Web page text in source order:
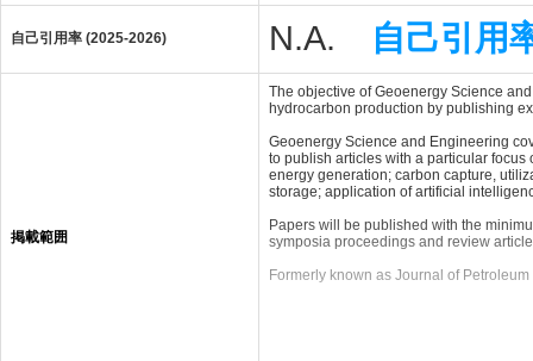
自己引用率 (2025-2026) N.A. 自己引用
掲載範囲
The objective of Geoenergy Science
hydrocarbon production by publishing
Geoenergy Science and Engineering
to publish articles with a particular
energy generation; carbon capture,
storage; application of artificial
Papers will be published with the
symposia proceedings and review
Formerly known as Journal of